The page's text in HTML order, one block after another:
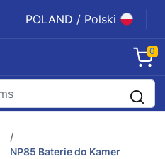
POLAND / Polski
0
NP85 Baterie do Kamer